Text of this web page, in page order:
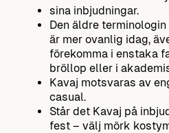
sina inbjudningar.
Den äldre
är mer ovanlig idag,
förekomma i enstaka
bröllop eller i
Kavaj motsvaras av
casual.
Står det Kavaj på
fest – välj mörk